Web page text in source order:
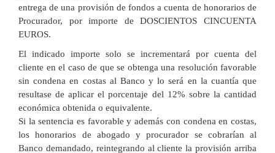
entrega de una provisión de fondos a cuenta de honorarios de
Procurador, por importe de DOSCIENTOS CINCUENTA
EUROS.
El indicado importe solo se incrementará por cuenta del
cliente en el caso de que se obtenga una resolución favorable
sin condena en costas al Banco y lo será en la cuantía que
resultase de aplicar el porcentaje del 12% sobre la cantidad
económica obtenida o equivalente.
Si la sentencia es favorable y además con condena en costas,
los honorarios de abogado y procurador se cobrarían al
Banco demandado, reintegrando al cliente la provisión arriba